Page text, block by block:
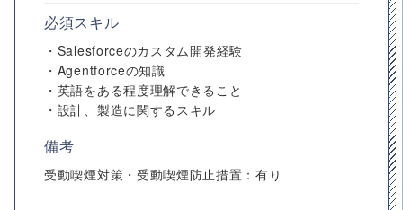
必須スキル
・Salesforceのカスタム開発経験
・Agentforceの知識
・英語をある程度理解できること
・設計、製造に関するスキル
備考
受動喫煙対策・受動喫煙防止措置：有り